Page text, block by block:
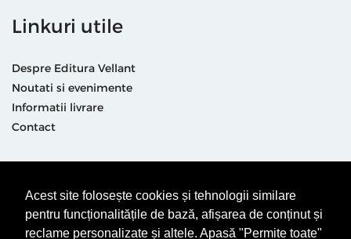
Acest site folosește cookies și tehnologii similare
pentru funcționalitățile de bază, afișarea de conținut și
reclame personalizate și altele. Apasă "Permite toate"
Linkuri utile
Despre Editura Vellant
Noutati si evenimente
Informatii livrare
Contact